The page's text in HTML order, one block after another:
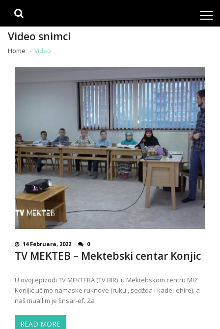
Video snimci
Home Video
14 Februara, 2022 0
TV MEKTEB – Mektebski centar Konjic
U ovoj epizodi TV MEKTEBA (TV BIR) u Mektebskom centru MIZ
Konijic učimo namaske ruknove (ruku', sedžda i kadei-ehire), a
naš muallim je Ensar-ef. Za
READ MORE